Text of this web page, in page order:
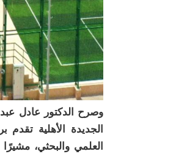
وصرح الدكتور عادل
الجديدة الأهلية تقدم
العلمي والبحثي،